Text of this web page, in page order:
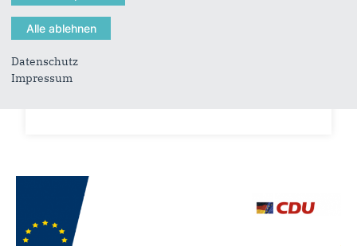
Antrag zur Aufstellung von
Der Gedenkstein der Burg Gronau ist nur schwer
Datenschutz
Impressum